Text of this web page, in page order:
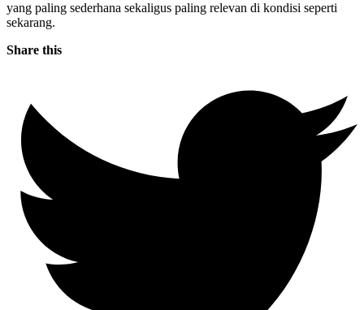
yang paling sederhana sekaligus paling relevan di kondisi seperti
sekarang.
Share this